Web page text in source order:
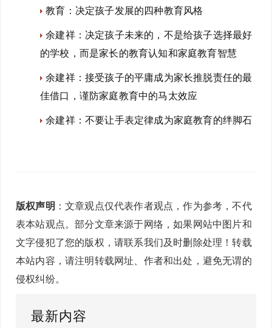
教育：决定孩子发展的四种教育风格
余建祥：决定孩子未来的，不是给孩子选择最好
的学校，而是家长的教育认知和家庭教育智慧
余建祥：接受孩子的平庸成为家长推脱责任的最
佳借口，谨防家庭教育中的马太效应
余建祥：不要让手表定律成为家庭教育的绊脚石
版权声明 ：文章观点仅代表作者观点，作为参考，不代
表本站观点。部分文章来源于网络，如果网站中图片和
文字侵犯了您的版权，请联系我们及时删除处理！转载
本站内容，请注明转载网址、作者和出处，避免无谓的
侵权纠纷。
最新内容